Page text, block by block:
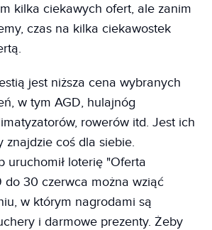
kilka ciekawych ofert, ale zanim
czas na kilka ciekawostek
jest niższa cena wybranych
w tym AGD, hulajnóg
rowerów itd. Jest ich
znajdzie coś dla siebie.
uruchomił loterię "Oferta
do 30 czerwca można wziąć
w którym nagrodami są
i darmowe prezenty. Żeby